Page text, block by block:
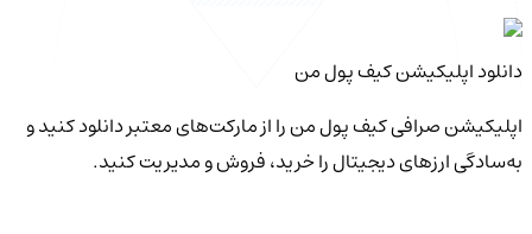
دانلود اپلیکیشن کیف‌ پول من
اپلیکیشن صرافی کیف پول من را از مارکت‌های معتبر دانلود کنید و
به‌سادگی ارزهای دیجیتال را خرید، فروش و مدیریت کنید.